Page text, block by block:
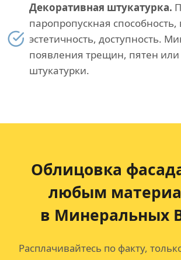
Декоративная штукатурка.
паропропускная способность,
эстетичность, доступность.
появления трещин, пятен или
штукатурки.
Облицовка
любым
в Минеральных
Расплачивайтесь по факту,